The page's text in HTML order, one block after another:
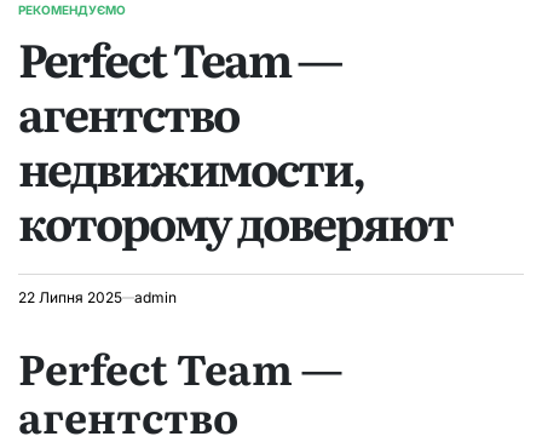
ОПУБЛІКУВАТИ
РЕКОМЕНДУЄМО
Perfect Team —
агентство
недвижимости,
которому доверяют
22 Липня 2025 admin
Perfect Team —
агентство